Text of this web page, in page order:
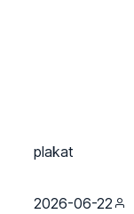
plakat
2026-06-22